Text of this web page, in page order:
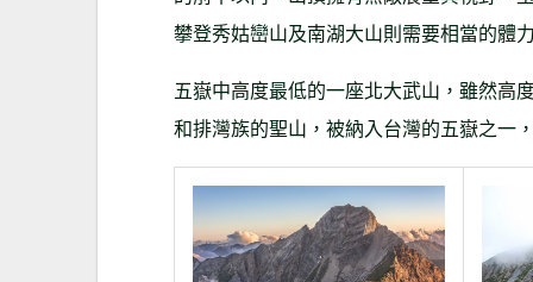
攀登秀姑巒山及南湖大山則需要相當的體
五嶽中高度最低的一座北大武山，雖然高
和排灣族的聖山，被納入台灣的五嶽之一